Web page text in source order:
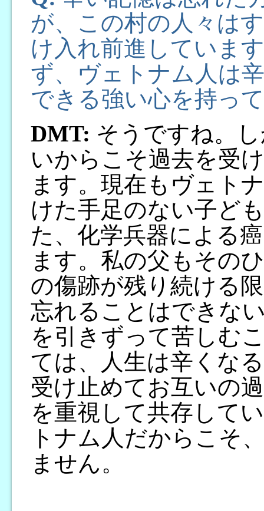
が、この村の人々は
け入れ前進していま
ず、ヴェトナム人は
できる強い心を持っ
DMT: そうですね。
いからこそ過去を受
ます。現在もヴェト
けた手足のない子ど
た、化学兵器による
ます。私の父もその
の傷跡が残り続ける
忘れることはできな
を引きずって苦しむ
ては、人生は辛くな
受け止めてお互いの
を重視して共存して
トナム人だからこそ
ません。